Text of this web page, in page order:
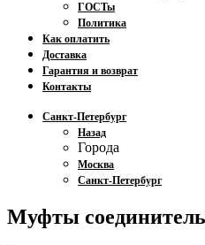
ГОСТы
Политика
Как оплатить
Доставка
Гарантия и возврат
Контакты
Санкт-Петербург
Назад
Города
Москва
Санкт-Петербург
Муфты